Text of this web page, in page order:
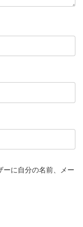
ーに自分の名前、メー